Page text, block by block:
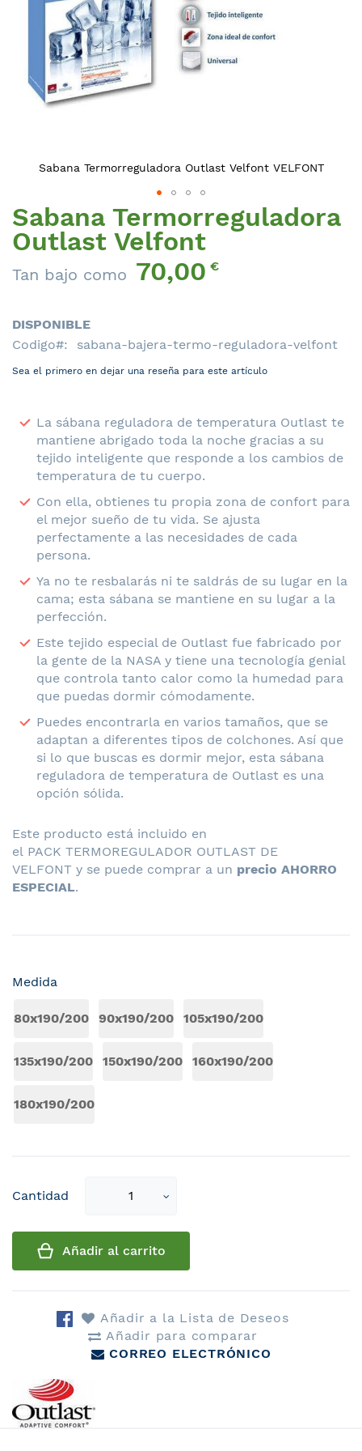
Sabana Termorreguladora
Outlast Velfont
Tan bajo como 70,00€
DISPONIBLE
Codigo
sabana-bajera-termo-reguladora-velfont
Sea el primero en dejar una reseña para este artículo
La sábana reguladora de temperatura Outlast te
mantiene abrigado toda la noche gracias a su
tejido inteligente que responde a los cambios de
temperatura de tu cuerpo.
Con ella, obtienes tu propia zona de confort para
el mejor sueño de tu vida. Se ajusta
perfectamente a las necesidades de cada
persona.
Ya no te resbalarás ni te saldrás de su lugar en la
cama; esta sábana se mantiene en su lugar a la
perfección.
Este tejido especial de Outlast fue fabricado por
la gente de la NASA y tiene una tecnología genial
que controla tanto calor como la humedad para
que puedas dormir cómodamente.
Puedes encontrarla en varios tamaños, que se
adaptan a diferentes tipos de colchones. Así que
si lo que buscas es dormir mejor, esta sábana
reguladora de temperatura de Outlast es una
opción sólida.
Este producto está incluido en
el PACK TERMOREGULADOR OUTLAST DE
VELFONT y se puede comprar a un precio AHORRO
ESPECIAL.
Medida
80x190/200 90x190/200 105x190/200
135x190/200 150x190/200 160x190/200
180x190/200
Cantidad
Select
Añadir al carrito
Añadir a la Lista de Deseos
Añadir para comparar
CORREO ELECTRÓNICO
Sabana Termorreguladora Outlast Velfont VELFONT
Saltar
al
comienzo
de
la
de
imágenes